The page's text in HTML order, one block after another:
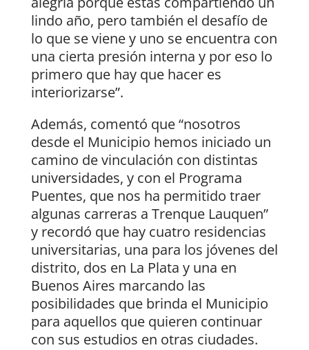
lindo año, pero también el desafío de
lo que se viene y uno se encuentra con
una cierta presión interna y por eso lo
primero que hay que hacer es
interiorizarse”.
Además, comentó que “nosotros
desde el Municipio hemos iniciado un
camino de vinculación con distintas
universidades, y con el Programa
Puentes, que nos ha permitido traer
algunas carreras a Trenque Lauquen”
y recordó que hay cuatro residencias
universitarias, una para los jóvenes del
distrito, dos en La Plata y una en
Buenos Aires marcando las
posibilidades que brinda el Municipio
para aquellos que quieren continuar
con sus estudios en otras ciudades.